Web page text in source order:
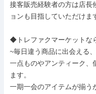
接客販売経験者の方は店長
ョンも目指していただけま
◆トレファクマーケットな
~毎日違う商品に出会える
一点ものやアンティーク、
ます。
一期一会のアイテムが揃う